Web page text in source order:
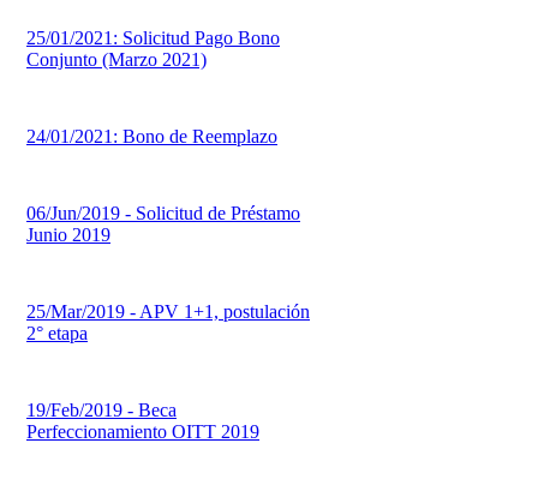
25/01/2021: Solicitud Pago Bono
Conjunto (Marzo 2021)
24/01/2021: Bono de Reemplazo
06/Jun/2019 - Solicitud de Préstamo
Junio 2019
25/Mar/2019 - APV 1+1, postulación
2° etapa
19/Feb/2019 - Beca
Perfeccionamiento OITT 2019